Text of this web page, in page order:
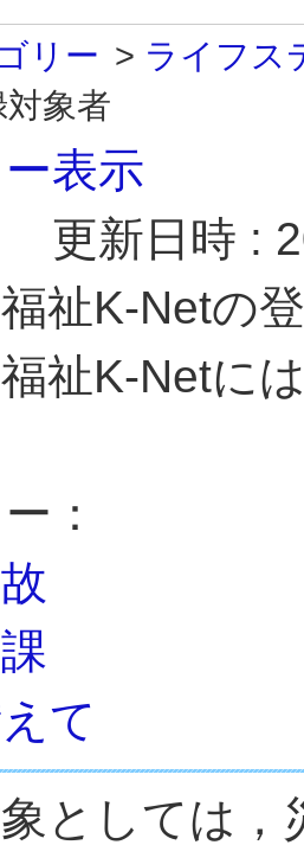
リー > ライフス
象者
表示
更新日時 :
祉K-Netの
祉K-Netに
：
て
としては，